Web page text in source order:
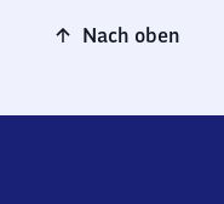
Nach oben